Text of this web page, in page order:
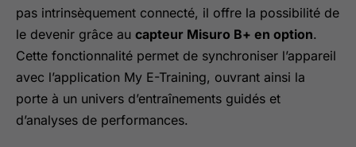
pas intrinsèquement connecté, il offre la possibilité de
le devenir grâce au capteur Misuro B+ en option.
Cette fonctionnalité permet de synchroniser l’appareil
avec l’application My E-Training, ouvrant ainsi la
porte à un univers d’entraînements guidés et
d’analyses de performances.